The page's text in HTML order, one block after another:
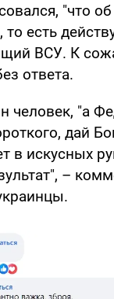
"что
то есть
ВСУ. К
ответа.
человек, "а
дай
в искусных
–